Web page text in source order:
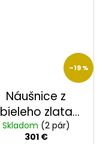
–19 %
Náušnice z
bieleho zlata
23209B
Skladom (2 pár)
301 €